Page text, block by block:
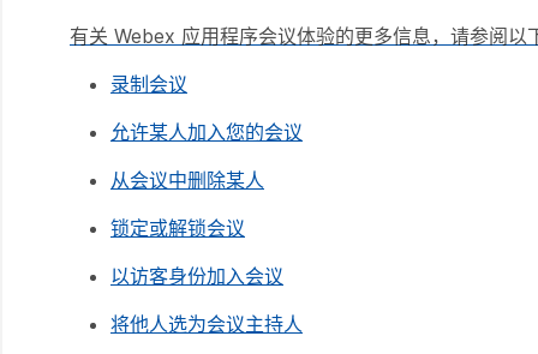
有关 Webex 应用程序会议体验的更多信息，请参阅以
录制会议
允许某人加入您的会议
从会议中删除某人
锁定或解锁会议
以访客身份加入会议
将他人选为会议主持人